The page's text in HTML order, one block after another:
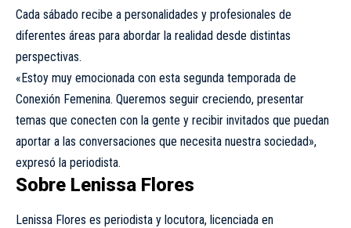
Cada sábado recibe a personalidades y profesionales de
diferentes áreas para abordar la realidad desde distintas
perspectivas.
«Estoy muy emocionada con esta segunda temporada de
Conexión Femenina. Queremos seguir creciendo, presentar
temas que conecten con la gente y recibir invitados que puedan
aportar a las conversaciones que necesita nuestra sociedad»,
expresó la periodista.
Sobre Lenissa Flores
Lenissa Flores es periodista y locutora, licenciada en